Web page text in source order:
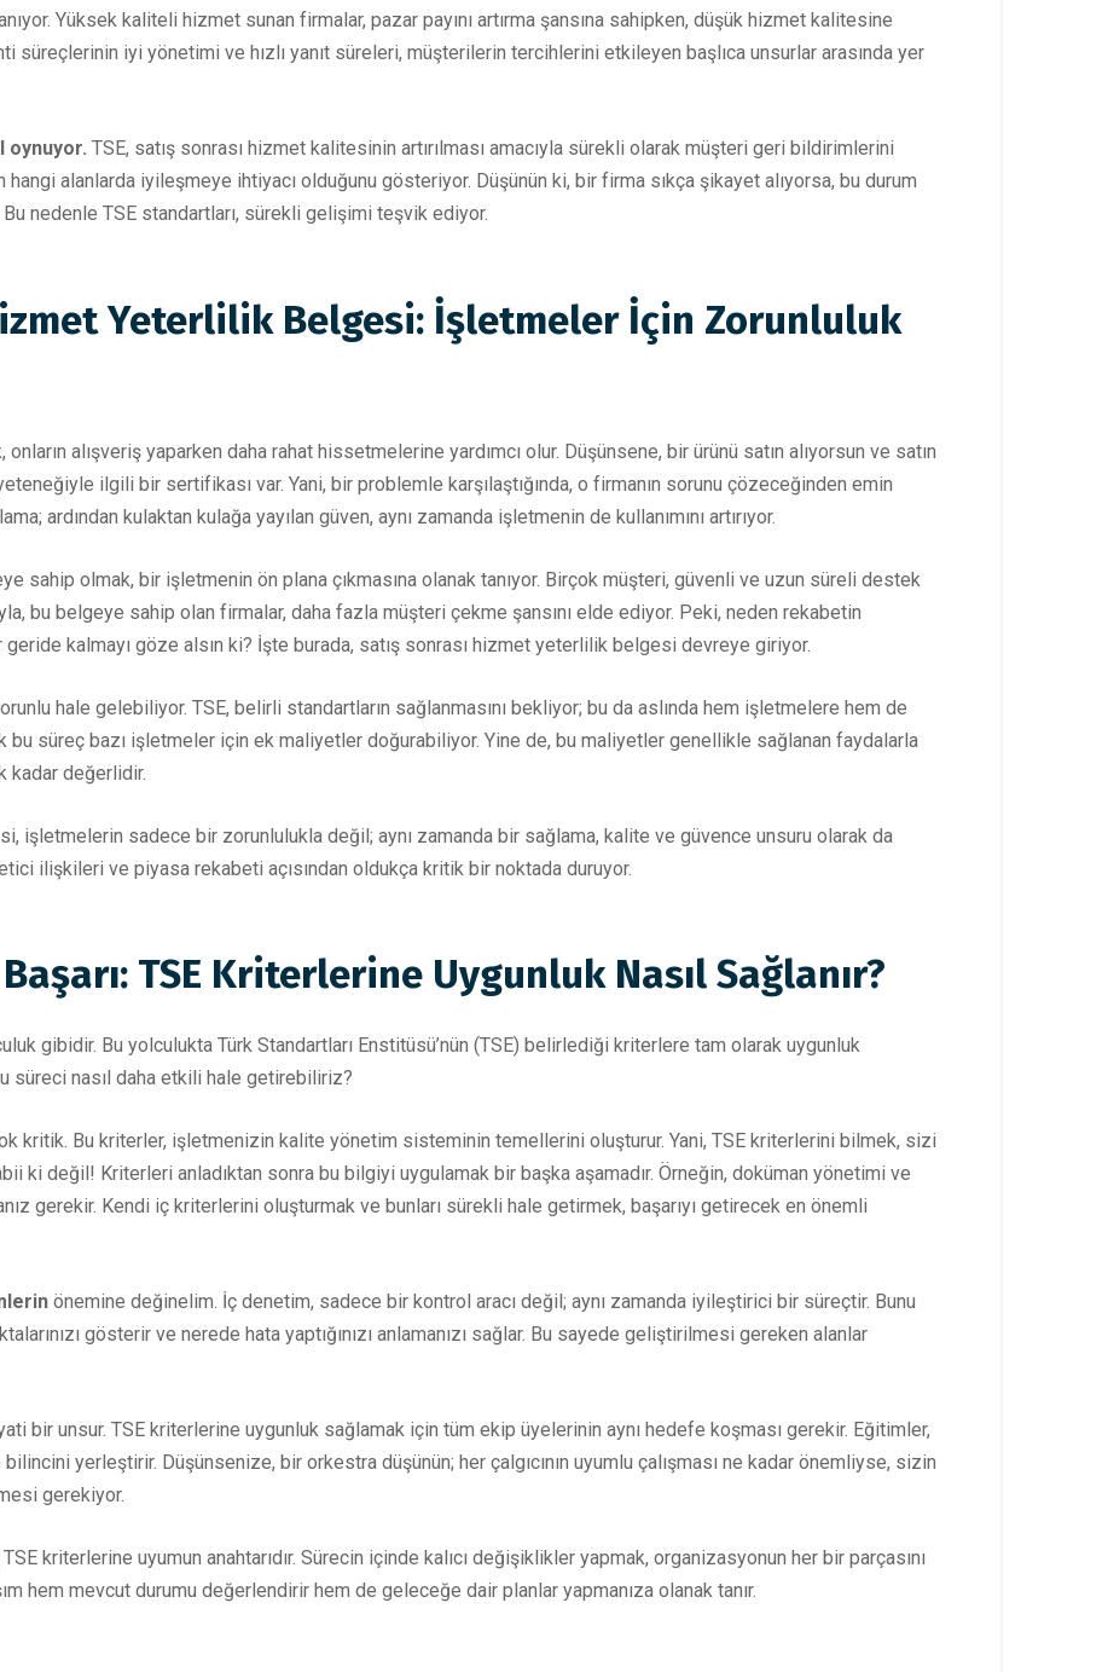
Yüksek kaliteli hizmet sunan firmalar, pazar payını artırma şansına sahipken, düşük hizmet kalitesine
süreçlerinin iyi yönetimi ve hızlı yanıt süreleri, müşterilerin tercihlerini etkileyen başlıca unsurlar arasında yer
TSE, satış sonrası hizmet kalitesinin artırılması amacıyla sürekli olarak müşteri geri bildirimlerini
hangi alanlarda iyileşmeye ihtiyacı olduğunu gösteriyor. Düşünün ki, bir firma sıkça şikayet alıyorsa, bu durum
Bu nedenle TSE standartları, sürekli gelişimi teşvik ediyor.
Yeterlilik Belgesi: İşletmeler İçin Zorunluluk
alışveriş yaparken daha rahat hissetmelerine yardımcı olur. Düşünsene, bir ürünü satın alıyorsun ve satın
ilgili bir sertifikası var. Yani, bir problemle karşılaştığında, o firmanın sorunu çözeceğinden emin
ardından kulaktan kulağa yayılan güven, aynı zamanda işletmenin de kullanımını artırıyor.
sahip olmak, bir işletmenin ön plana çıkmasına olanak tanıyor. Birçok müşteri, güvenli ve uzun süreli destek
bu belgeye sahip olan firmalar, daha fazla müşteri çekme şansını elde ediyor. Peki, neden rekabetin
kalmayı göze alsın ki? İşte burada, satış sonrası hizmet yeterlilik belgesi devreye giriyor.
hale gelebiliyor. TSE, belirli standartların sağlanmasını bekliyor; bu da aslında hem işletmelere hem de
süreç bazı işletmeler için ek maliyetler doğurabiliyor. Yine de, bu maliyetler genellikle sağlanan faydalarla
kadar değerlidir.
işletmelerin sadece bir zorunlulukla değil; aynı zamanda bir sağlama, kalite ve güvence unsuru olarak da
ilişkileri ve piyasa rekabeti açısından oldukça kritik bir noktada duruyor.
TSE Kriterlerine Uygunluk Nasıl Sağlanır?
gibidir. Bu yolculukta Türk Standartları Enstitüsü’nün (TSE) belirlediği kriterlere tam olarak uygunluk
süreci nasıl daha etkili hale getirebiliriz?
kritik. Bu kriterler, işletmenizin kalite yönetim sisteminin temellerini oluşturur. Yani, TSE kriterlerini bilmek, sizi
ki değil! Kriterleri anladıktan sonra bu bilgiyi uygulamak bir başka aşamadır. Örneğin, doküman yönetimi ve
gerekir. Kendi iç kriterlerini oluşturmak ve bunları sürekli hale getirmek, başarıyı getirecek en önemli
önemine değinelim. İç denetim, sadece bir kontrol aracı değil; aynı zamanda iyileştirici bir süreçtir. Bunu
gösterir ve nerede hata yaptığınızı anlamanızı sağlar. Bu sayede geliştirilmesi gereken alanlar
bir unsur. TSE kriterlerine uygunluk sağlamak için tüm ekip üyelerinin aynı hedefe koşması gerekir. Eğitimler,
bilincini yerleştirir. Düşünsenize, bir orkestra düşünün; her çalgıcının uyumlu çalışması ne kadar önemliyse, sizin
gerekiyor.
kriterlerine uyumun anahtarıdır. Sürecin içinde kalıcı değişiklikler yapmak, organizasyonun her bir parçasını
hem mevcut durumu değerlendirir hem de geleceğe dair planlar yapmanıza olanak tanır.